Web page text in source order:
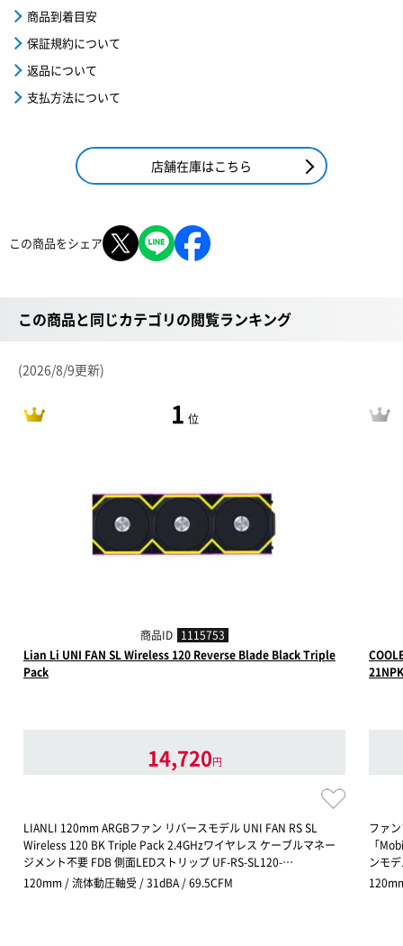
商品到着目安
保証規約について
返品について
支払方法について
店舗在庫はこちら
この商品をシェア
この商品と同じカテゴリの閲覧ランキング
(2026/8/9更新)
1 位
商品ID 1115753
Lian Li UNI FAN SL Wireless 120 Reverse Blade Black Triple
Pack
14,720円
LIANLI 120mm ARGBファン リバースモデル UNI FAN RS SL
Wireless 120 BK Triple Pack 2.4GHzワイヤレス ケーブルマネー
ジメント不要 FDB 側面LEDストリップ UF-RS-SL120-…
120mm / 流体動圧軸受 / 31dBA / 69.5CFM
ファ
「
ンモ